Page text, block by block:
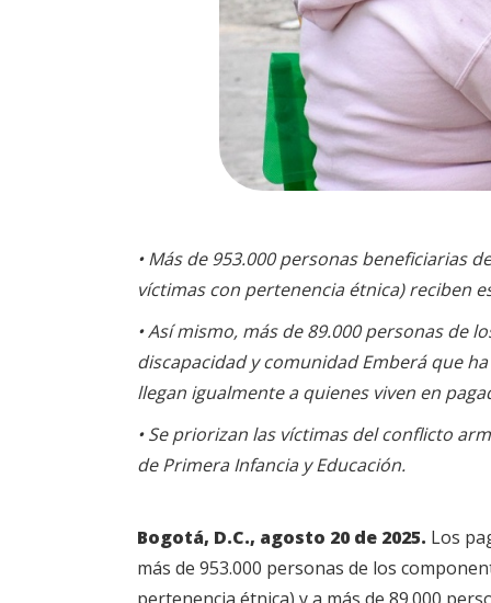
• Más de 953.000 personas beneficiarias
víctimas con pertenencia étnica) reciben
• Así mismo, más de 89.000 personas de
discapacidad y comunidad Emberá que
llegan igualmente a quienes viven en
• Se priorizan las víctimas del conflicto
de Primera Infancia y Educación.
Bogotá, D.C., agosto 20 de 2025. Los
más de 953.000 personas de los